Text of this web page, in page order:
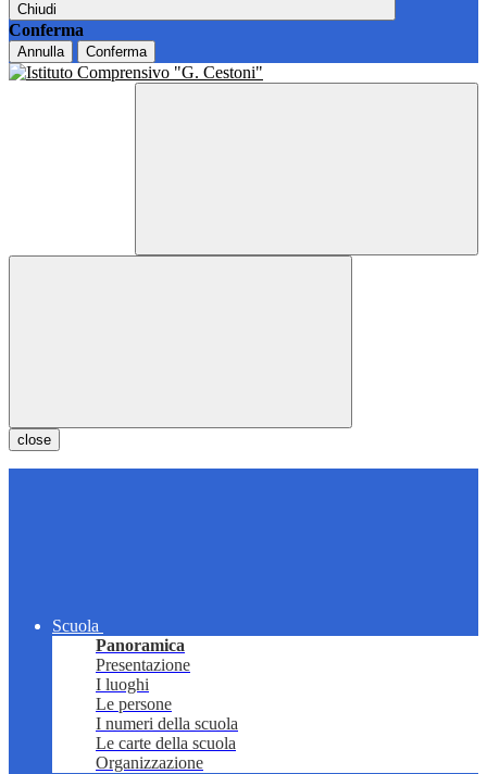
Chiudi
Conferma
Annulla Conferma
close
Scuola
Panoramica
Presentazione
I luoghi
Le persone
I numeri della scuola
Le carte della scuola
Organizzazione